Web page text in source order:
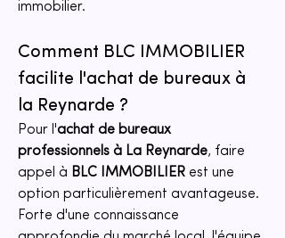
immobilier.
Comment BLC IMMOBILIER
facilite l'achat de bureaux à
la Reynarde ?
Pour l'achat de bureaux
professionnels à La Reynarde, faire
appel à BLC IMMOBILIER est une
option particulièrement avantageuse.
Forte d'une connaissance